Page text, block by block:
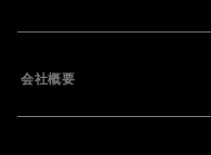
会社概要